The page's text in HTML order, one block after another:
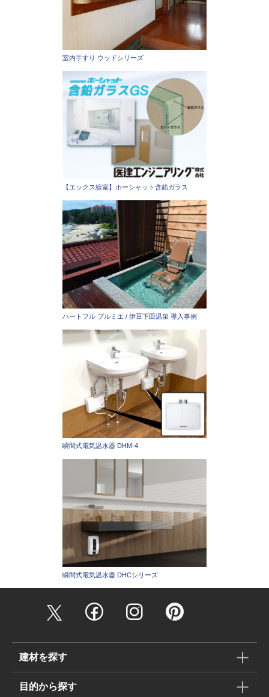
室内手すり ウッドシリーズ
【エックス線室】ホーシャット含鉛ガラス
ハートフル プルミエ / 伊豆下田温泉 導入事例
瞬間式電気温水器 DHM-4
瞬間式電気温水器 DHCシリーズ
建材を探す
目的から探す